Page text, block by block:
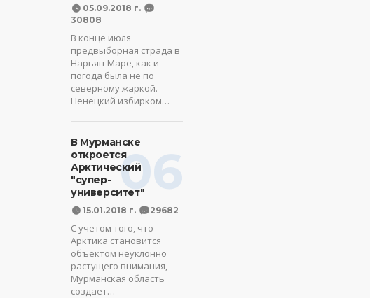
05.09.2018 г.
30808
В конце июля
предвыборная страда в
Нарьян-Маре, как и
погода была не по
северному жаркой.
Ненецкий избирком…
06
В Мурманске
откроется
Арктический
"супер-
университет"
15.01.2018 г. 29682
С учетом того, что
Арктика становится
объектом неуклонно
растущего внимания,
Мурманская область
создает…